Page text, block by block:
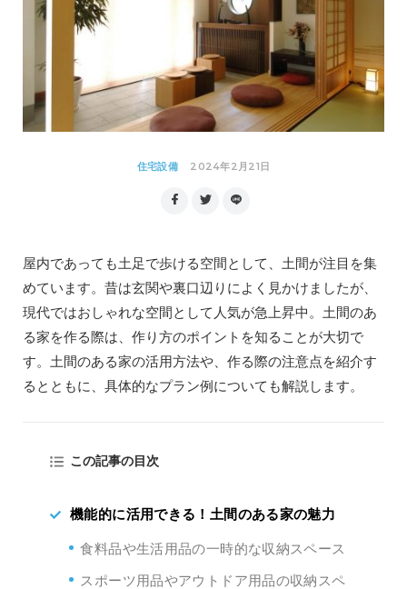
住宅設備 2024年2月21日
屋内であっても土足で歩ける空間として、土間が注目を集
めています。昔は玄関や裏口辺りによく見かけましたが、
現代ではおしゃれな空間として人気が急上昇中。土間のあ
る家を作る際は、作り方のポイントを知ることが大切で
す。土間のある家の活用方法や、作る際の注意点を紹介す
るとともに、具体的なプラン例についても解説します。
この記事の目次
機能的に活用できる！土間のある家の魅力
食料品や生活用品の一時的な収納スペース
スポーツ用品やアウトドア用品の収納スペ